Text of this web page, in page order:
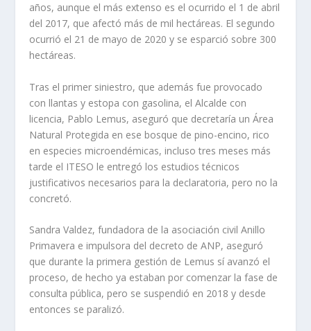
años, aunque el más extenso es el ocurrido el 1 de abril
del 2017, que afectó más de mil hectáreas. El segundo
ocurrió el 21 de mayo de 2020 y se esparció sobre 300
hectáreas.
Tras el primer siniestro, que además fue provocado
con llantas y estopa con gasolina, el Alcalde con
licencia, Pablo Lemus, aseguró que decretaría un Área
Natural Protegida en ese bosque de pino-encino, rico
en especies microendémicas, incluso tres meses más
tarde el ITESO le entregó los estudios técnicos
justificativos necesarios para la declaratoria, pero no la
concretó.
Sandra Valdez, fundadora de la asociación civil Anillo
Primavera e impulsora del decreto de ANP, aseguró
que durante la primera gestión de Lemus sí avanzó el
proceso, de hecho ya estaban por comenzar la fase de
consulta pública, pero se suspendió en 2018 y desde
entonces se paralizó.